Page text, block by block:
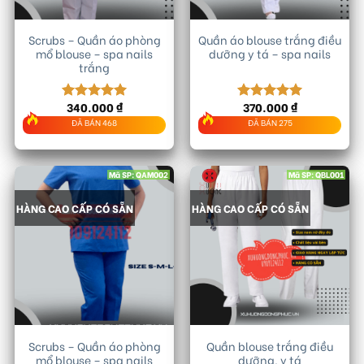
Scrubs – Quần áo phòng
mổ blouse – spa nails
trắng
Được xếp
hạng5.00
5 sao
340.000₫
ĐÃ BÁN 468
Quần áo blouse trắng điều
dưỡng y tá – spa nails
Được xếp
hạng5.00
5 sao
370.000₫
ĐÃ BÁN 275
HÀNG CAO CẤP CÓ SẴN
Mã SP: QAM002
Scrubs – Quần áo phòng
mổ blouse – spa nails
HÀNG CAO CẤP CÓ SẴN
Mã SP: QBL001
Quần blouse trắng điều
dưỡng, y tá